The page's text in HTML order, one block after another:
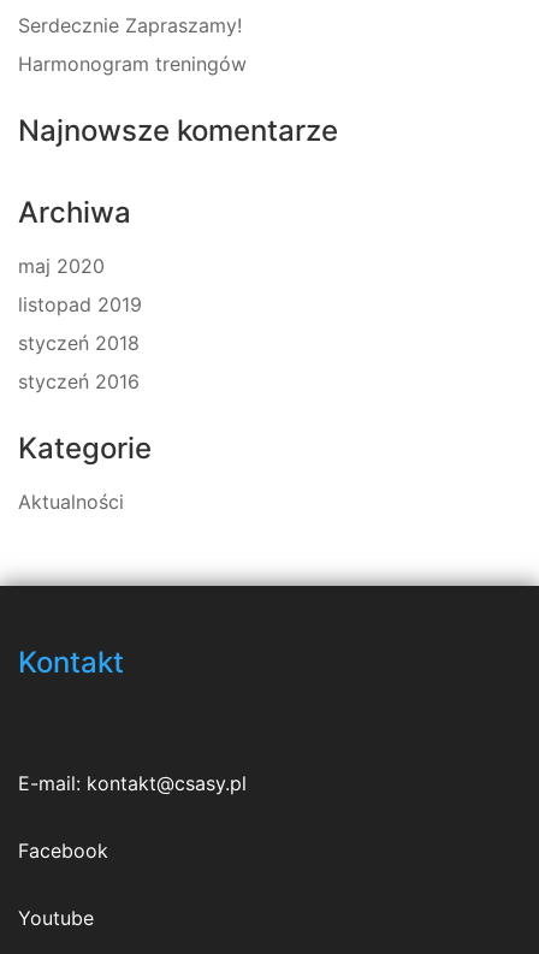
Serdecznie Zapraszamy!
Harmonogram treningów
Najnowsze komentarze
Archiwa
maj 2020
listopad 2019
styczeń 2018
styczeń 2016
Kategorie
Aktualności
Kontakt
E-mail: kontakt@csasy.pl
Facebook
Youtube